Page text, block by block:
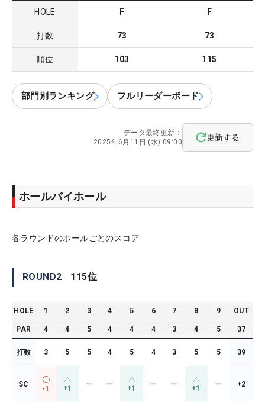
HOLE F F
打数 73 73
順位 103 115
部門別ランキング フルリーダーボード
データ最終更新：
2025年6月11日 (水) 09:00
更新する
ホールバイホール
各ラウンドのホールごとのスコア
ROUND2 115位
HOLE 1 2 3 4 5 6 7 8 9 OUT
PAR 4 4 5 4 4 4 3 4 5 37
打数 3 5 5 4 5 4 3 5 5 39
SC
-1 +1 ー ー +1 ー ー +1 ー +2